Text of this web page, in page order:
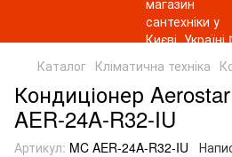
Каталог Кліматична техніка
Кондиціонер
AER-24A-R32-IU
Артикул: MC AER-24A-R32-IU